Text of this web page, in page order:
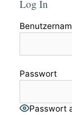
Log In
Passwort
Passwort